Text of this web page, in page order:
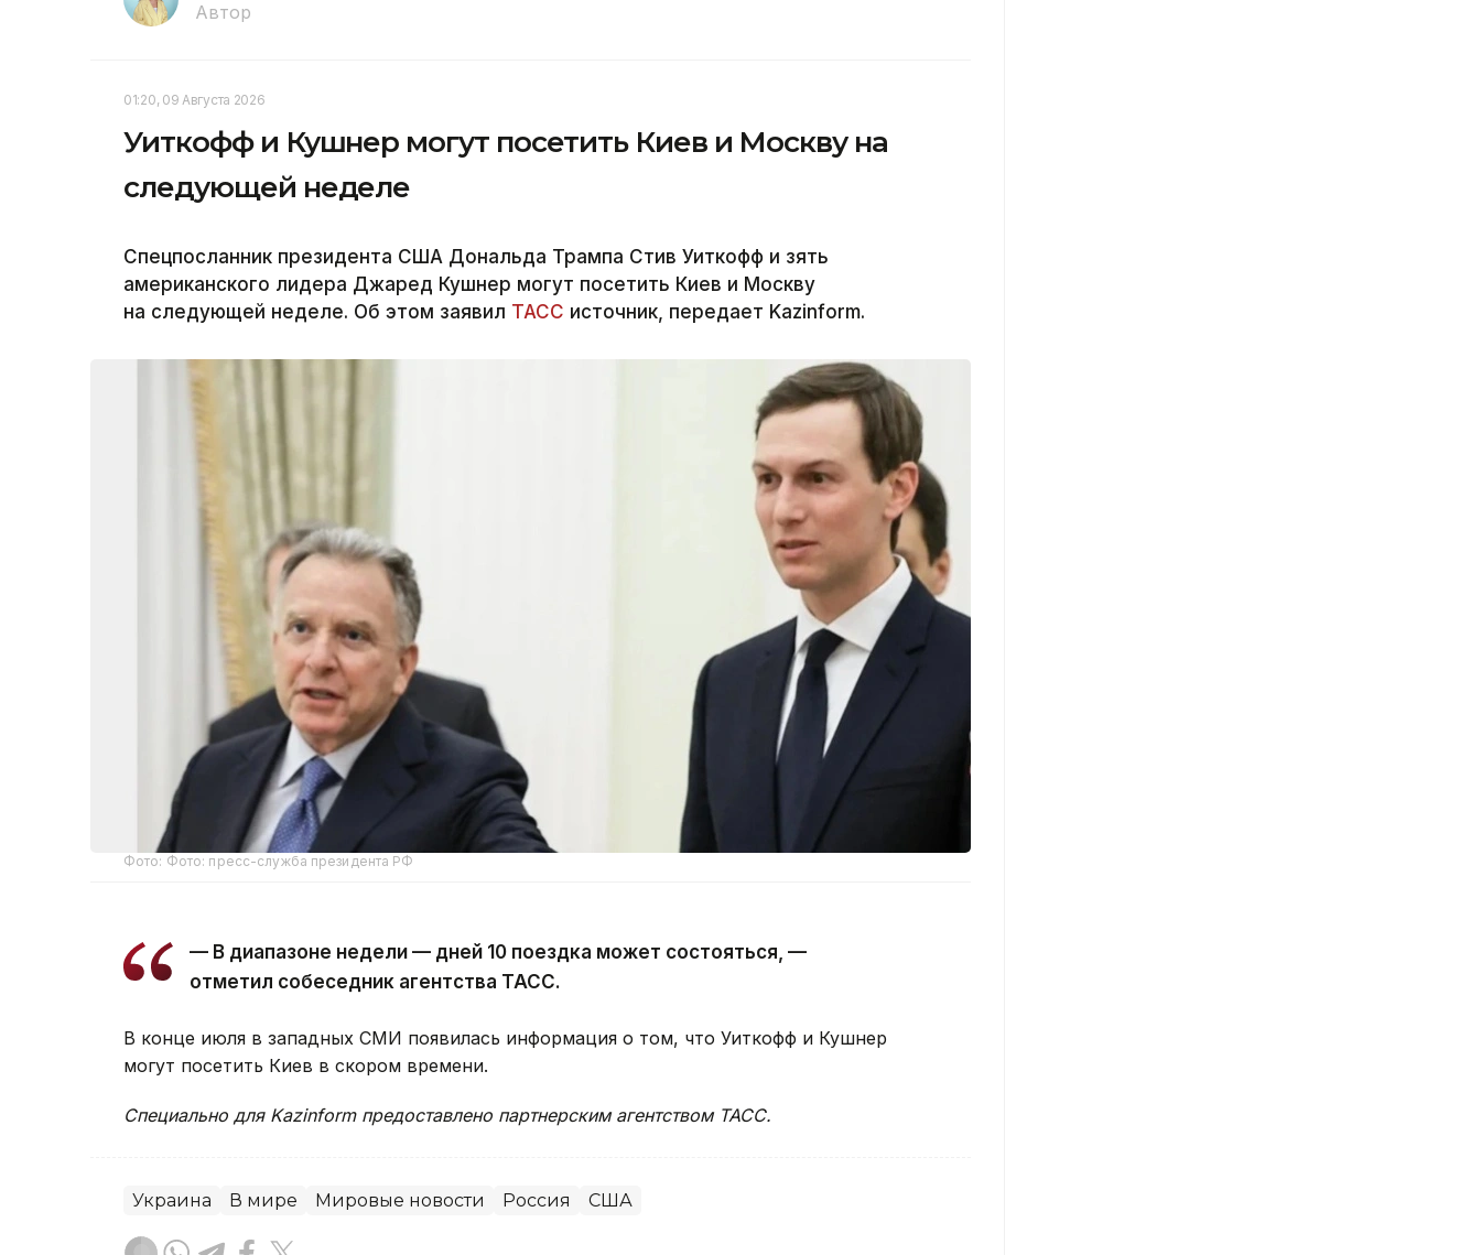
Автор
01:20, 09 Августа 2026
Уиткофф и Кушнер могут посетить Киев и Москву на
следующей неделе
Спецпосланник президента США Дональда Трампа Стив Уиткофф и зять
американского лидера Джаред Кушнер могут посетить Киев и Москву
на следующей неделе. Об этом заявил ТАСС источник, передает Kazinform.
Фото: Фото: пресс-служба президента РФ
— В диапазоне недели — дней 10 поездка может состояться, —
отметил собеседник агентства ТАСС.
В конце июля в западных СМИ появилась информация о том, что Уиткофф и Кушнер
могут посетить Киев в скором времени.
Специально для Kazinform предоставлено партнерским агентством ТАСС.
Украина В мире Мировые новости Россия США